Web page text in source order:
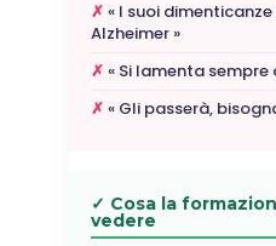
« I suoi
Alzheimer »
« Si lamenta sempre
« Gli passerà,
✓ Cosa la
vedere